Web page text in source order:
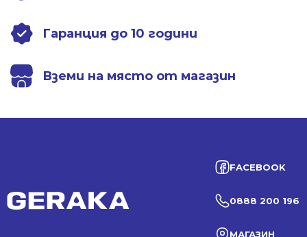
Гаранция до 10 години
Вземи на място от магазин
FACEBOOK
0888 200 196
МАГАЗИН